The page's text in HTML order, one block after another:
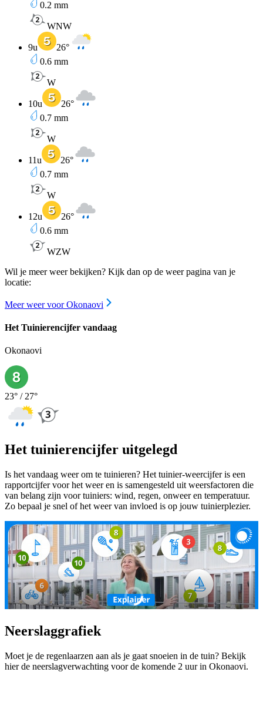
0.2 mm
WNW
9u 26°
0.6 mm
W
10u 26°
0.7 mm
W
11u 26°
0.7 mm
W
12u 26°
0.6 mm
WZW
Wil je meer weer bekijken? Kijk dan op de weer pagina van je
locatie:
Meer weer voor Okonaovi
Het Tuinierencijfer vandaag
Okonaovi
23° / 27°
Het tuinierencijfer uitgelegd
Is het vandaag weer om te tuinieren? Het tuinier-weercijfer is een
rapportcijfer voor het weer en is samengesteld uit weersfactoren die
van belang zijn voor tuiniers: wind, regen, onweer en temperatuur.
Zo bepaal je snel of het weer van invloed is op jouw tuinierplezier.
Neerslaggrafiek
Moet je de regenlaarzen aan als je gaat snoeien in de tuin? Bekijk
hier de neerslagverwachting voor de komende 2 uur in Okonaovi.